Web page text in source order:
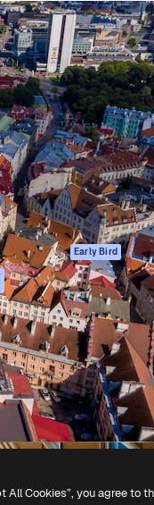
Kom godt i
gang
Academy
Dokumentation
Support
Vilkår for brug
Privatlivspolitik
Originaler Early Bird
Cookies politik
Tillidscenter
Partnere
Virksomhed
.
All Cookies”, you agree to